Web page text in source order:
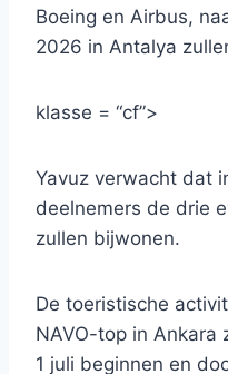
Boeing en Airbus,
2026 in Antalya
klasse = “cf”>
Yavuz verwacht dat
deelnemers de drie
zullen bijwonen.
De toeristische
NAVO-top in Ankara
1 juli beginnen en